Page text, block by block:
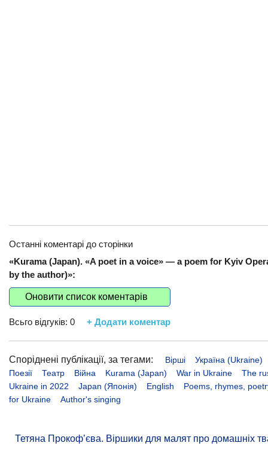
Останні коментарі до сторінки
«Kurama (Japan). «A poet in a voice​​» — a poem for Kyiv
by the author)»:
Оновити список коментарів
Всьго відгуків: 0 + Додати коментар
Споріднені публікації, за тегами: Вірші
Україна (Ukraine)
Поезії
Театр Війна Kurama (Japan) War in Ukraine
The
Ukraine in 2022
Japan (Японія) English
Poems, rhymes,
for Ukraine
Author's singing
Тетяна Прокоф’єва. Віршики для малят про домашніх